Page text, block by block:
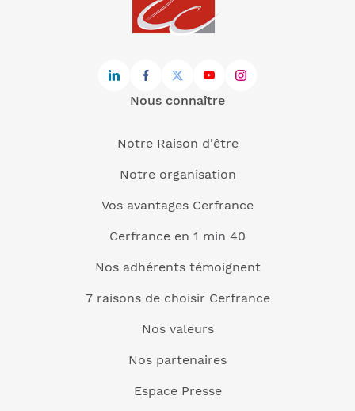
Nous connaître
Notre Raison d'être
Notre organisation
Vos avantages Cerfrance
Cerfrance en 1 min 40
Nos adhérents témoignent
7 raisons de choisir Cerfrance
Nos valeurs
Nos partenaires
Espace Presse